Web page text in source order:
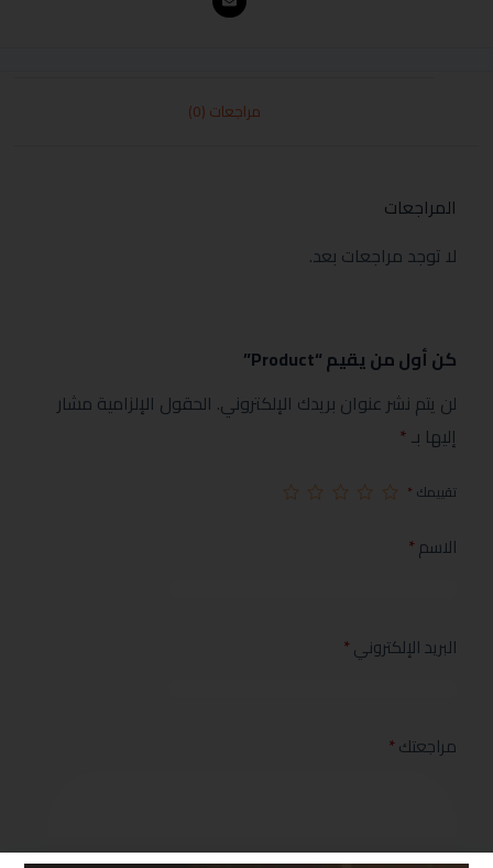
مراجعات (0)
المراجعات
لا توجد مراجعات بعد.
كن أول من يقيم “Product”
لن يتم نشر عنوان بريدك الإلكتروني. الحقول الإلزامية مشار
إليها بـ*
تقييمك *
الاسم*
البريد الإلكتروني*
مراجعتك*